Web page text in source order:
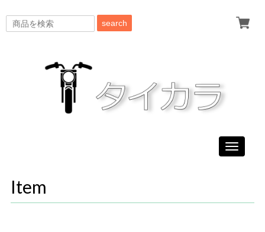
search
Toggle
Item